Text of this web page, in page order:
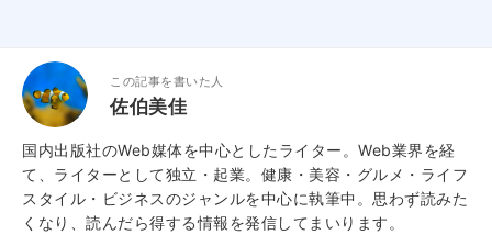
この記事を書いた人
佐伯美佳
国内出版社のWeb媒体を中心としたライター。Web業界を経
て、ライターとして独立・起業。健康・美容・グルメ・ライフ
スタイル・ビジネスのジャンルを中心に執筆中。思わず読みた
くなり、読んだら得する情報を発信してまいります。